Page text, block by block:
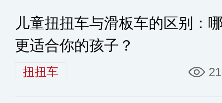
儿童扭扭车与滑板车的区别：
更适合你的孩子？
扭扭车